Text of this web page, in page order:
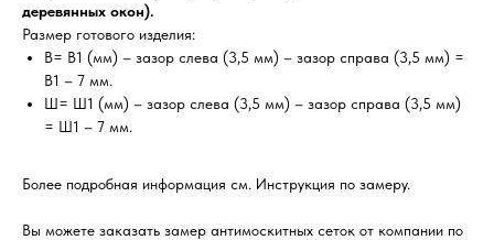
деревянных окон).
Размер готового изделия:
В= В1 (мм) – зазор слева (3,5 мм) – зазор справа (3,5 мм) =
В1 – 7 мм.
Ш= Ш1 (мм) – зазор слева (3,5 мм) – зазор справа (3,5 мм)
= Ш1 – 7 мм.
Более подробная информация см. Инструкция по замеру.
Вы можете заказать замер антимоскитных сеток от компании по